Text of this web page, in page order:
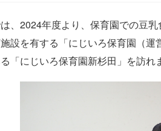
、 2024年度より、保育園での豆
設を有する「にじいろ保育園（
「にじいろ保育園新杉田」を訪れ